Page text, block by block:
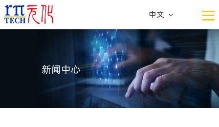
中文
中文
ENG
新闻中心